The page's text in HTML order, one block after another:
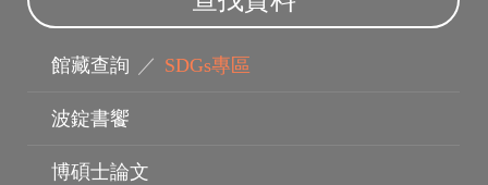
館藏查詢 ／ SDGs專區
波錠書饗
博碩士論文